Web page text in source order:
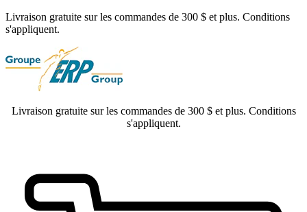
Livraison gratuite sur les commandes de 300 $ et plus. Conditions
s'appliquent.
Livraison gratuite sur les commandes de 300 $ et plus. Conditions
s'appliquent.